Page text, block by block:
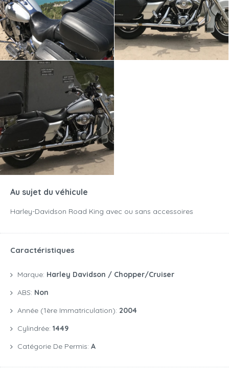
Au sujet du véhicule
Harley-Davidson Road King avec ou sans accessoires
Caractéristiques
Marque: Harley Davidson / Chopper/Cruiser
ABS: Non
Année (1ère Immatriculation): 2004
Cylindrée: 1449
Catégorie De Permis: A